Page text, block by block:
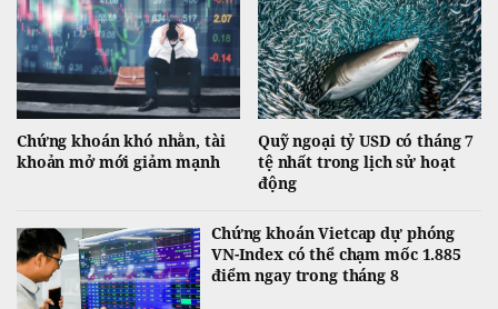
Chứng khoán khó nhằn, tài
khoản mở mới giảm mạnh
Quỹ ngoại tỷ USD có tháng 7
tệ nhất trong lịch sử hoạt
động
Chứng khoán Vietcap dự phóng
VN-Index có thể chạm mốc 1.885
điểm ngay trong tháng 8